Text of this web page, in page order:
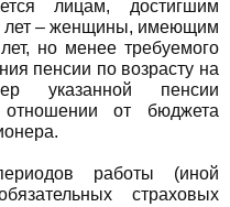
лицам, достигшим
лет – женщины, имеющим
но менее требуемого
пенсии по возрасту на
указанной пенсии
отношении от бюджета
работы (иной
страховых